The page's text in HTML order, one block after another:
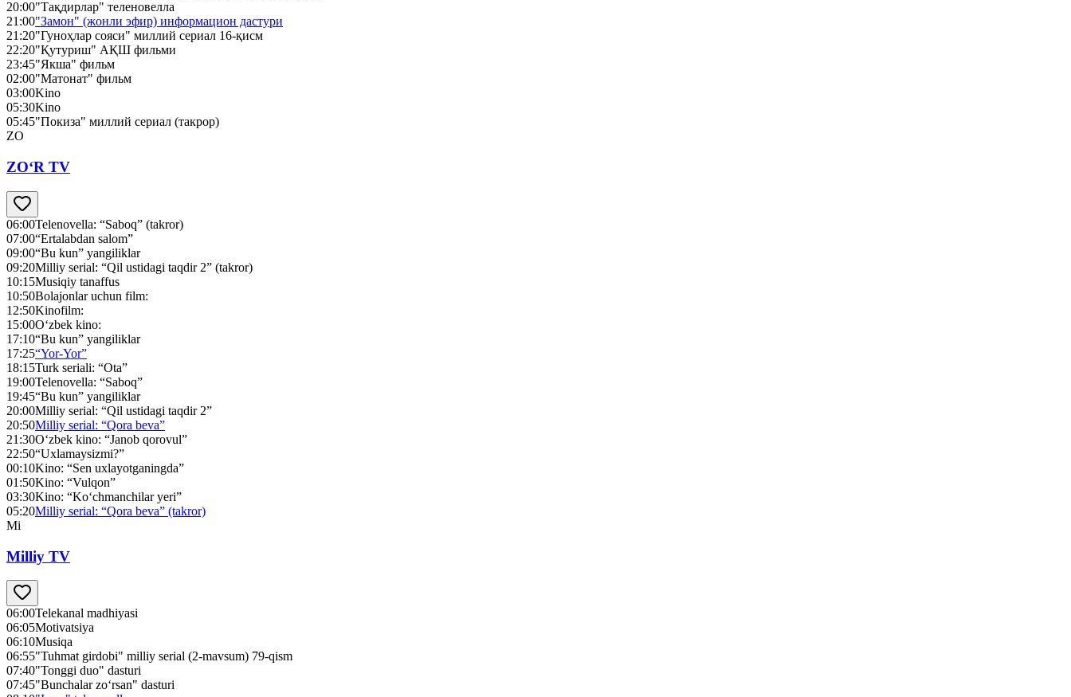
20:00"Тақдирлар" теленовелла
21:00"Замон" (жонли эфир) информацион дастури
21:20"Гуноҳлар сояси" миллий сериал 16-қисм
22:20"Қутуриш" АҚШ фильми
23:45"Якша" фильм
02:00"Матонат" фильм
03:00Kino
05:30Kino
05:45"Покиза" миллий сериал (такрор)
ZO
ZO‘R TV
06:00Telenovella: “Saboq” (takror)
07:00“Ertalabdan salom”
09:00“Bu kun” yangiliklar
09:20Milliy serial: “Qil ustidagi taqdir 2” (takror)
10:15Musiqiy tanaffus
10:50Bolajonlar uchun film:
12:50Kinofilm:
15:00O‘zbek kino:
17:10“Bu kun” yangiliklar
17:25“Yor-Yor”
18:15Turk seriali: “Ota”
19:00Telenovella: “Saboq”
19:45“Bu kun” yangiliklar
20:00Milliy serial: “Qil ustidagi taqdir 2”
20:50Milliy serial: “Qora beva”
21:30O‘zbek kino: “Janob qorovul”
22:50“Uxlamaysizmi?”
00:10Kino: “Sen uxlayotganingda”
01:50Kino: “Vulqon”
03:30Kino: “Ko‘chmanchilar yeri”
05:20Milliy serial: “Qora beva” (takror)
Mi
Milliy TV
06:00Telekanal madhiyasi
06:05Motivatsiya
06:10Musiqa
06:55"Tuhmat girdobi" milliy serial (2-mavsum) 79-qism
07:40"Tonggi duo" dasturi
07:45"Bunchalar zo‘rsan" dasturi